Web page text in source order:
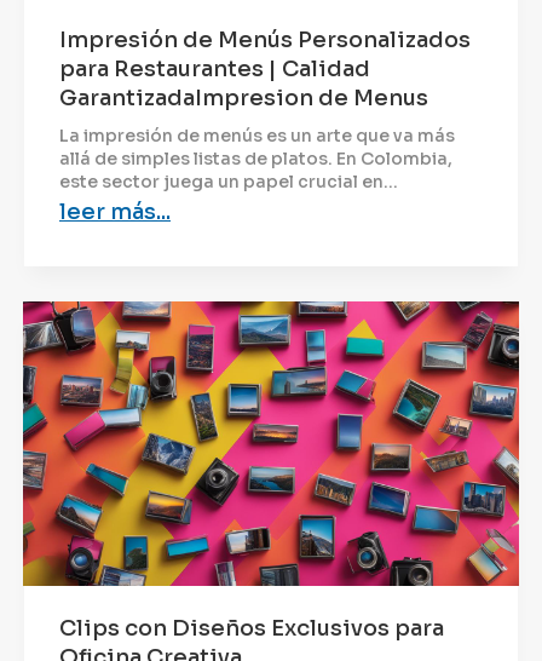
Impresión de Menús Personalizados
para Restaurantes | Calidad
GarantizadaImpresion de Menus
La impresión de menús es un arte que va más
allá de simples listas de platos. En Colombia,
este sector juega un papel crucial en...
leer más...
Clips con Diseños Exclusivos para